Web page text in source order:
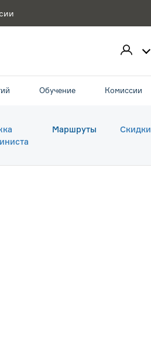
Обучение Комиссии
Маршруты Скидки